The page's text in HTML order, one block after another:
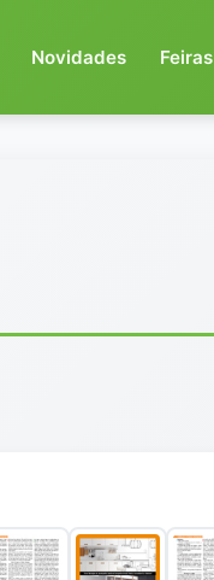
Novidades Feiras